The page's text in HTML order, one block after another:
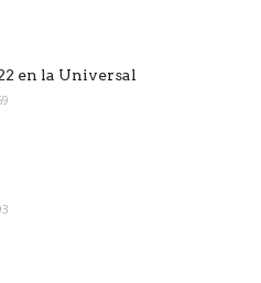
en la Universal